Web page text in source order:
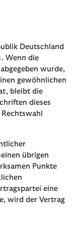
Deutschland
Wenn die
wurde,
gewöhnlichen
bleibt die
dieses
übrigen
Punkte
eine
wird der Vertrag